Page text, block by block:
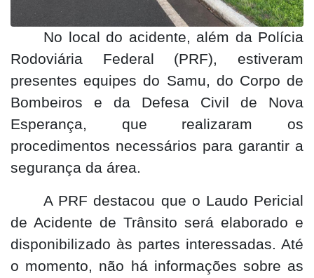
No local do acidente, além da Polícia
Rodoviária Federal (PRF), estiveram
presentes equipes do Samu, do Corpo de
Bombeiros e da Defesa Civil de Nova
Esperança, que realizaram os
procedimentos necessários para garantir a
segurança da área.
A PRF destacou que o Laudo Pericial
de Acidente de Trânsito será elaborado e
disponibilizado às partes interessadas. Até
o momento, não há informações sobre as